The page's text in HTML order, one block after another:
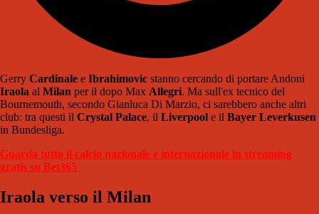
Gerry Cardinale e Ibrahimovic stanno cercando di portare Andoni
Iraola al Milan per il dopo Max Allegri. Ma sull'ex tecnico del
Bournemouth, secondo Gianluca Di Marzio, ci sarebbero anche altri
club: tra questi il Crystal Palace, il Liverpool e il Bayer Leverkusen
in Bundesliga.
Guarda tutto il calcio nazionale e internazionale in streaming
gratis su Bet365
Iraola verso il Milan